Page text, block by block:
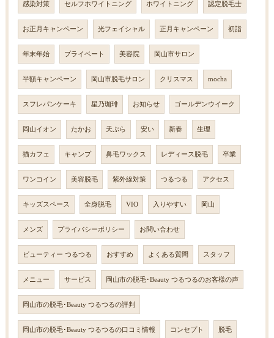
感染対策 セルフホワイトニング ホワイトニング 認定脱毛士
お正月キャンペーン 光フェイシャル 正月キャンペーン 初詣
年末年始 プライベート 美容院 岡山市サロン
半額キャンペーン 岡山市脱毛サロン クリスマス mocha
スフレパンケーキ 星乃珈琲 お知らせ ゴールデンウイーク
岡山イオン たかお 天ぷら 安い 新春 生理
猫カフェ キャンプ 鼻毛ワックス レディース脱毛 卒業
ワンコイン 美容脱毛 紫外線対策 つるつる アクセス
キッズスペース 全身脱毛 VIO 入りやすい 岡山
メンズ プライバシーポリシー お問い合わせ
ビューティー つるつる おすすめ よくある質問 スタッフ
メニュー サービス 岡山市の脱毛･Beauty つるつるのお客様の声
岡山市の脱毛･Beauty つるつるの評判
岡山市の脱毛･Beauty つるつるの口コミ情報 コンセプト 脱毛